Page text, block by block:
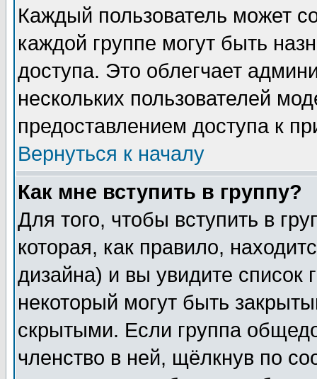
Каждый пользователь может
каждой группе могут быть
доступа. Это облегчает
нескольких пользователей
предоставлением доступа к
Вернуться к началу
Как мне вступить в группу?
Для того, чтобы вступить в
которая, как правило,
дизайна) и вы увидите список
некоторый могут быть
скрытыми. Если группа
членство в ней, щёлкнув по